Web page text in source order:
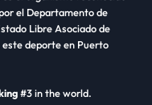
el Departamento de
Libre Asociado de
deporte en Puerto
#3 in the world.